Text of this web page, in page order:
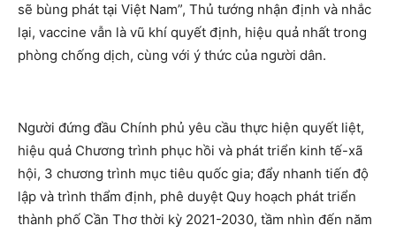
sẽ bùng phát tại Việt Nam”, Thủ tướng nhận định và nhắc
lại, vaccine vẫn là vũ khí quyết định, hiệu quả nhất trong
phòng chống dịch, cùng với ý thức của người dân.
Người đứng đầu Chính phủ yêu cầu thực hiện quyết liệt,
hiệu quả Chương trình phục hồi và phát triển kinh tế-xã
hội, 3 chương trình mục tiêu quốc gia; đẩy nhanh tiến độ
lập và trình thẩm định, phê duyệt Quy hoạch phát triển
thành phố Cần Thơ thời kỳ 2021-2030, tầm nhìn đến năm